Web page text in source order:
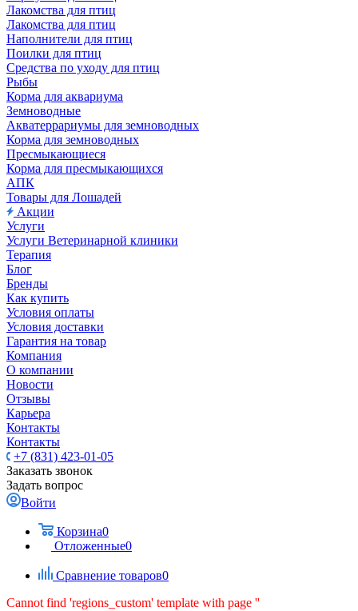
Лакомства для птиц
Лакомства для птиц
Наполнители для птиц
Поилки для птиц
Средства по уходу для птиц
Рыбы
Корма для аквариума
Земноводные
Акватеррариумы для земноводных
Корма для земноводных
Пресмыкающиеся
Корма для пресмыкающихся
АПК
Товары для Лошадей
Акции
Услуги
Услуги Ветеринарной клиники
Терапия
Блог
Бренды
Как купить
Условия оплаты
Условия доставки
Гарантия на товар
Компания
О компании
Новости
Отзывы
Карьера
Контакты
Контакты
+7 (831) 423-01-05
Заказать звонок
Задать вопрос
Войти
Корзина0
Отложенные0
Сравнение товаров0
Cannot find 'regions_custom' template with page ''